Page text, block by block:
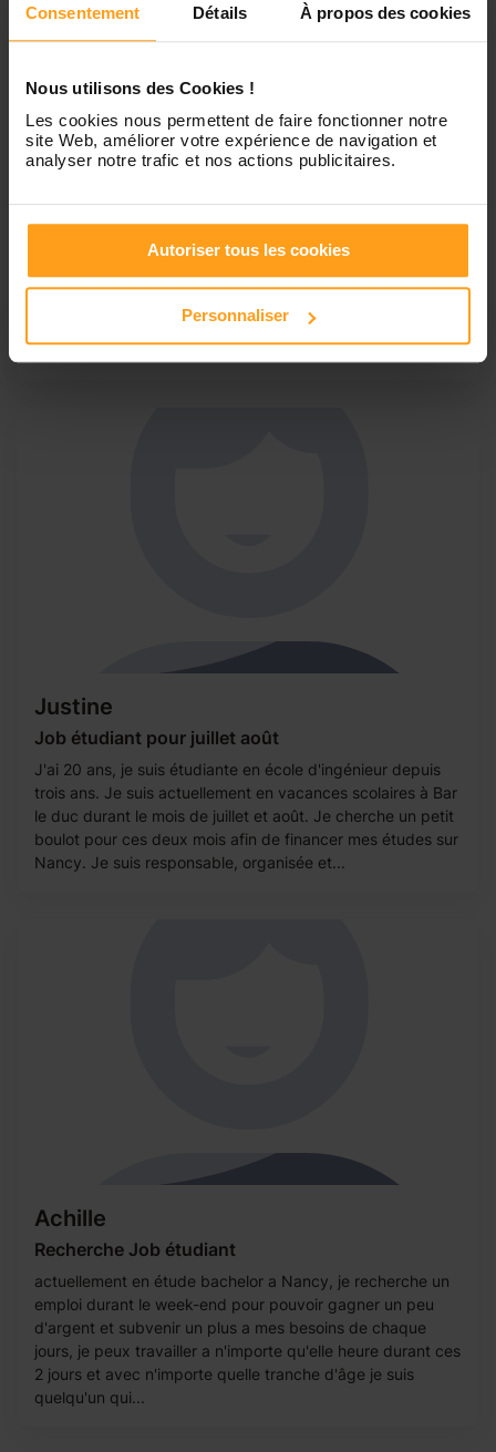
Consentement Détails À propos des cookies
Nous utilisons des Cookies !
Les cookies nous permettent de faire fonctionner notre
site Web, améliorer votre expérience de navigation et
analyser notre trafic et nos actions publicitaires.
Autoriser tous les cookies
Personnaliser
Jocelyne
heures de ménages ou garde d'enfants
auprès de personnes sérieuses médecins, procureur,profs.
je recherce quelques heures de ménages ou quelques
duc ou environs pas plus de 15 km merci de me contacter
sur se profil...
Justine
Job étudiant pour juillet août
J'ai 20 ans, je suis étudiante en école d'ingénieur depuis
trois ans. Je suis actuellement en vacances scolaires à Bar
le duc durant le mois de juillet et août. Je cherche un petit
boulot pour ces deux mois afin de financer mes études sur
Nancy. Je suis responsable, organisée et...
Achille
Recherche Job étudiant
actuellement en étude bachelor a Nancy, je recherche un
emploi durant le week-end pour pouvoir gagner un peu
d'argent et subvenir un plus a mes besoins de chaque
jours, je peux travailler a n'importe qu'elle heure durant ces
2 jours et avec n'importe quelle tranche d'âge je suis
quelqu'un qui...